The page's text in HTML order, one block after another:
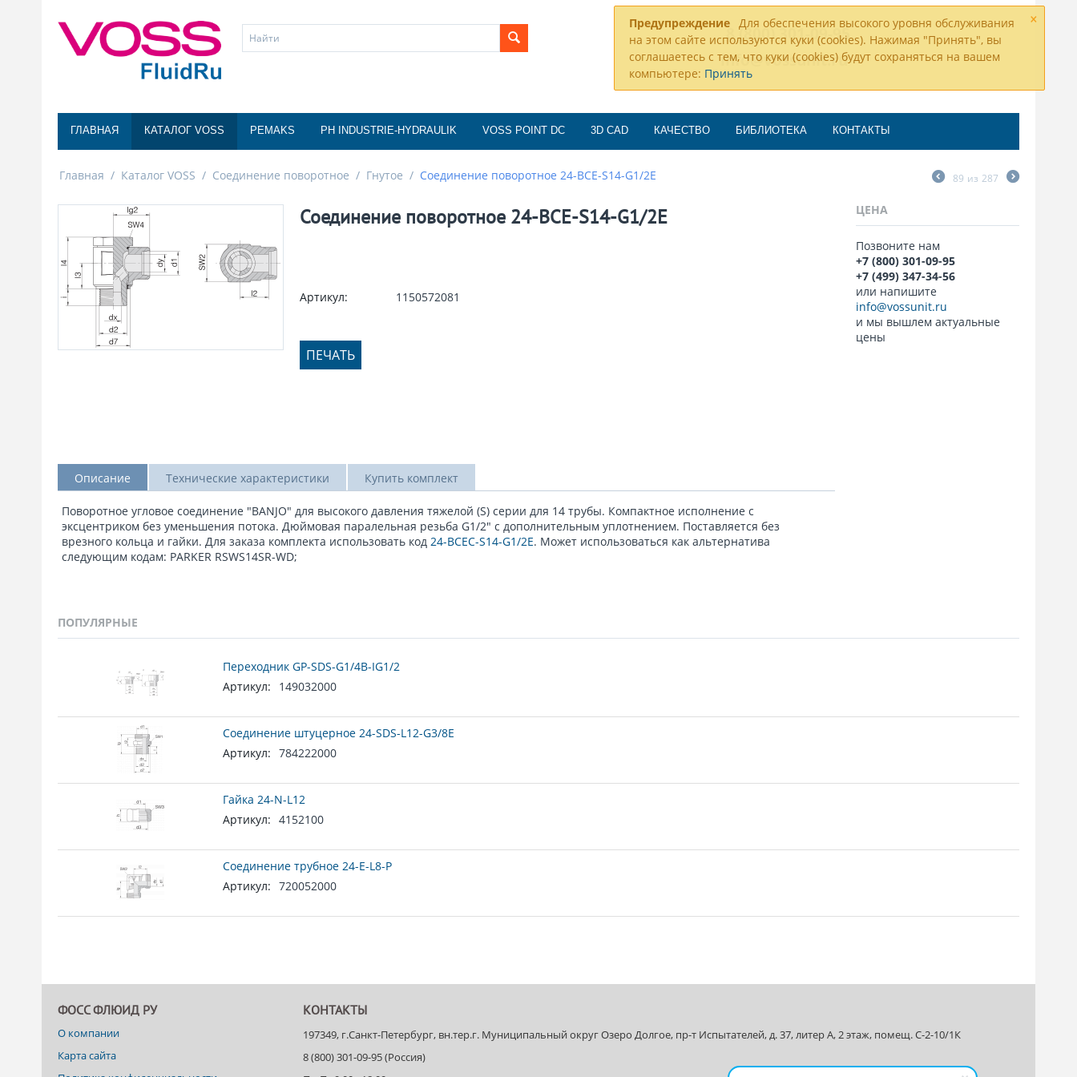
×
Предупреждение Для обеспечения высокого уровня обслуживания
на этом сайте используются куки (cookies). Нажимая "Принять", вы
соглашаетесь с тем, что куки (cookies) будут сохраняться на вашем
компьютере: Принять
8 (800) 301-09-95
info@vossunit.ru
ГЛАВНАЯ КАТАЛОГ VOSS PEMAKS PH INDUSTRIE-HYDRAULIK VOSS POINT DC 3D CAD КАЧЕСТВО БИБЛИОТЕКА КОНТАКТЫ
Главная / Каталог VOSS / Соединение поворотное / Гнутое / Соединение поворотное 24-BCE-S14-G1/2E 89 из 287
Соединение поворотное 24-BCE-S14-G1/2E
Артикул: 1150572081
ПЕЧАТЬ
Описание Технические характеристики Купить комплект
Поворотное угловое соединение "BANJO" для высокого давления тяжелой (S) серии для 14 трубы. Компактное исполнение с
эксцентриком без уменьшения потока. Дюймовая паралельная резьба G1/2" с дополнительным уплотнением. Поставляется без
врезного кольца и гайки. Для заказа комплекта использовать код 24-BCEC-S14-G1/2E. Может использоваться как альтернатива
следующим кодам: PARKER RSWS14SR-WD;
ЦЕНА
Позвоните нам
+7 (800) 301-09-95
+7 (499) 347-34-56
или напишите
info@vossunit.ru
и мы вышлем актуальные
цены
ПОПУЛЯРНЫЕ
Переходник GP-SDS-G1/4B-IG1/2
Артикул:
149032000
Соединение штуцерное 24-SDS-L12-G3/8E
Артикул: 784222000
Гайка 24-N-L12
Артикул: 4152100
Соединение трубное 24-E-L8-P
Артикул: 720052000
ФОСС ФЛЮИД РУ
О компании
Карта сайта
КОНТАКТЫ
197349, г.Санкт-Петербург, вн.тер.г. Муниципальный округ Озеро Долгое, пр-т Испытателей, д. 37, литер А, 2 этаж, помещ. С-2-10/1К
8 (800) 301-09-95 (Россия)